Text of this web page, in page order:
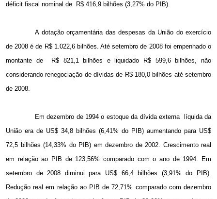
déficit fiscal nominal de
R$ 416,9 bilhões (3,27% do PIB).
A dotação orçamentária das despesas da União do exercício
de 2008 é de R$ 1.022,6 bilhões. Até setembro de 2008 foi empenhado o
montante de
R$ 821,1 bilhões e liquidado R$ 599,6 bilhões, não
considerando renegociação de dívidas de R$ 180,0 bilhões até setembro
de 2008.
Em dezembro de 1994 o estoque da dívida externa
líquida da
União era de US$ 34,8 bilhões (6,41% do PIB) aumentando para US$
72,5 bilhões (14,33% do PIB) em dezembro de 2002. Crescimento real
em relação ao PIB de 123,56% comparado com o ano de 1994. Em
setembro de 2008 diminui para US$ 66,4 bilhões (3,91% do PIB).
Redução real em relação ao PIB de 72,71% comparado com dezembro